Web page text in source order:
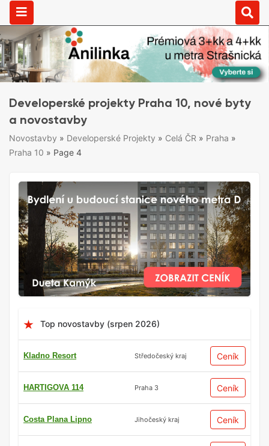
Developerské projekty Praha 10, nové byty
a novostavby
Novostavby » Developerské Projekty » Celá ČR » Praha »
Praha 10 » Page 4
Top novostavby (srpen 2026)
Kladno Resort Středočeský kraj Ceník
HARTIGOVA 114 Praha 3 Ceník
Costa Plana Lipno Jihočeský kraj Ceník